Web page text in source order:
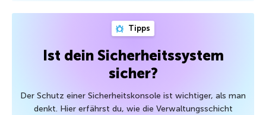
Tipps
Ist dein Sicherheitssystem
sicher?
Der Schutz einer Sicherheitskonsole ist wichtiger, als man
denkt. Hier erfährst du, wie die Verwaltungsschicht